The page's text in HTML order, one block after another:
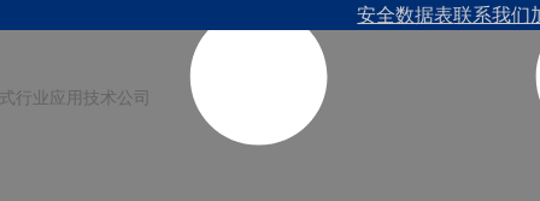
安全数据表联系我们
行业应用技术公司